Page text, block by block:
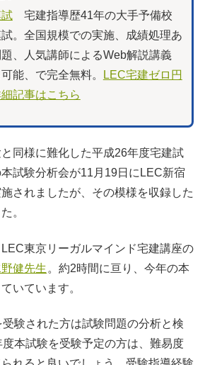
宅建指導歴41年の大手予備校
。全国規模での実施、成績処理あ
、人気講師によるWeb解説講義
能、で完全無料。
LEC宅建ゼロ円
記事はこちら
同様に難化した平成26年度宅建試
試験分析会が11月19日にLEC新宿
されましたが、その模様を収録した
。
東京リーガルマインド宅建講座の
健先生 。約2時間に亘り、今年の本
いています。
験された方は試験問題の分析と検
本試験を受験予定の方は、難易度